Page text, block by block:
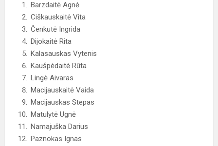
Barzdaitė Agnė
Ciškauskaitė Vita
Čenkutė Ingrida
Dijokaitė Rita
Kalasauskas Vytenis
Kaušpėdaitė Rūta
Lingė Aivaras
Macijauskaitė Vaida
Macijauskas Stepas
Matulytė Ugnė
Namajuška Darius
Paznokas Ignas